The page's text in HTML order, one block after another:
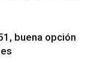
buena opción